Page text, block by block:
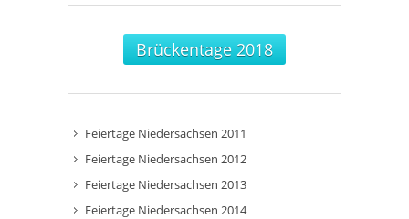
Brückentage 2018
Feiertage Niedersachsen 2011
Feiertage Niedersachsen 2012
Feiertage Niedersachsen 2013
Feiertage Niedersachsen 2014